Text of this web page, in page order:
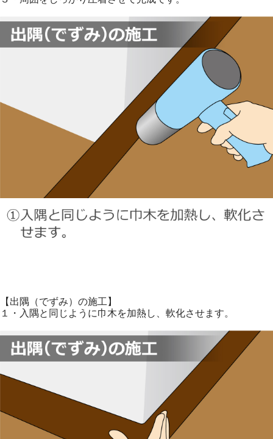
【出隅（でずみ）の施工】
１・入隅と同じように巾木を加熱し、軟化させます。